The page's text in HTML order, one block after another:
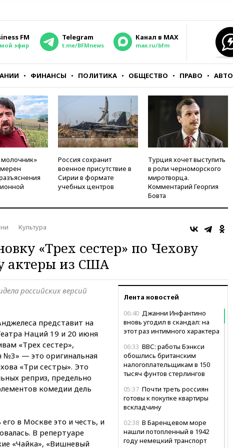
FM
эфир
Telegram
t.me/BFMnews
Канал в MAX
max.ru/bfm
ФИНАНСЫ ПОЛИТИКА ОБЩЕСТВО ПРАВО АВТО
Россия сохранит
военное присутствие в
Сирии в формате
учебных центров
Турция хочет выступить
в роли черноморского
миротворца.
Комментарий Георгия
Бовта
Культура
«Трех сестер» по Чехову
актеры из США
Лента новостей
06:40 Джанни Инфантино
вновь угодил в скандал: на
этот раз интимного характера
06:33 ВВС: работы Бэнкси
обошлись британским
налогоплательщикам в 150
тысяч фунтов стерлингов
05:37 Почти треть россиян
готовы к покупке квартиры
вскладчину
02:38 В Баренцевом море
нашли потопленный в 1942
году немецкий транспорт
российских версий
представит на
Наций 19 и 20 июня
«Трех сестер»,
№3» — это оригинальная
«Три сестры». Это
реприз, предельно
комедии дель
в Москве это и честь, и
В репертуаре
«Чайка», «Вишневый